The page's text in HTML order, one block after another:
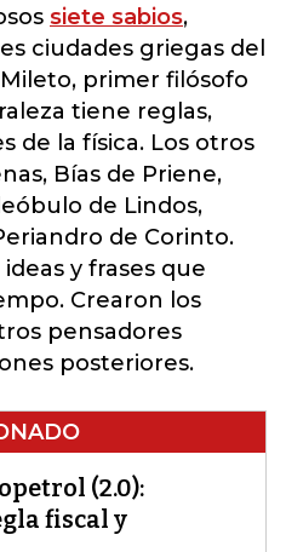
siete sabios,
ciudades griegas del
Mileto, primer filósofo
tiene reglas,
de la física. Los otros
Bías de Priene,
de Lindos,
de Corinto.
y frases que
Crearon los
pensadores
posteriores.
(2.0):
fiscal y